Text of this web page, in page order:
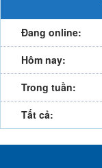
Đang online:
Hôm nay:
Trong tuần:
Tất cả: